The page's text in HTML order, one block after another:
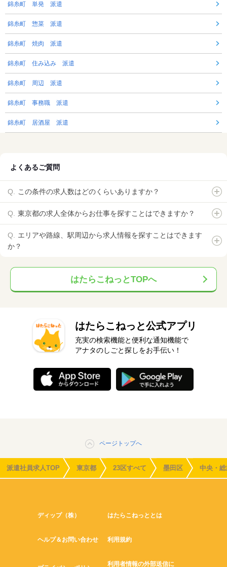
錦糸町 単発 派遣
錦糸町 惣菜 派遣
錦糸町 焼肉 派遣
錦糸町 住み込み 派遣
錦糸町 周辺 派遣
錦糸町 事務職 派遣
錦糸町 居酒屋 派遣
よくあるご質問
この条件の求人数はどのくらいありますか？
東京都の求人全体からお仕事を探すことはできますか？
エリアや路線、駅周辺から求人情報を探すことはできます
か？
はたらこねっとTOPへ
はたらこねっと公式アプリ
充実の検索機能と便利な通知機能で
アナタのしごと探しをお手伝い！
ページトップへ
派遣社員求人TOP 東京都 23区すべて 墨田区 中央・
ディップ（株） はたらこねっととは
ヘルプ＆お問い合わせ 利用規約
利用者情報の外部送信に